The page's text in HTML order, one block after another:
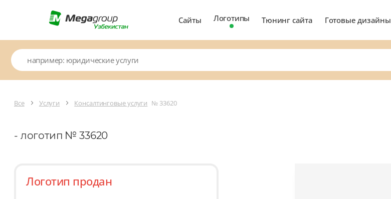
Сайты Логотипы Тюнинг сайта Готовые дизайны
Все Услуги Консалтинговые услуги № 33620
- логотип № 33620
Логотип продан